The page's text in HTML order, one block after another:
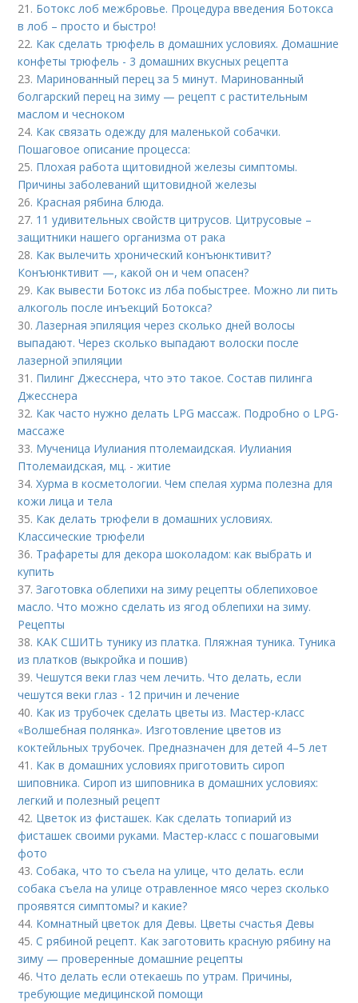
21. Ботокс лоб межбровье. Процедура введения Ботокса
в лоб – просто и быстро!
22. Как сделать трюфель в домашних условиях. Домашние
конфеты трюфель - 3 домашних вкусных рецепта
23. Маринованный перец за 5 минут. Маринованный
болгарский перец на зиму — рецепт с растительным
маслом и чесноком
24. Как связать одежду для маленькой собачки.
Пошаговое описание процесса:
25. Плохая работа щитовидной железы симптомы.
Причины заболеваний щитовидной железы
26. Красная рябина блюда.
27. 11 удивительных свойств цитрусов. Цитрусовые –
защитники нашего организма от рака
28. Как вылечить хронический конъюнктивит?
Конъюнктивит —, какой он и чем опасен?
29. Как вывести Ботокс из лба побыстрее. Можно ли пить
алкоголь после инъекций Ботокса?
30.Лазерная эпиляция через сколько дней волосы
выпадают. Через сколько выпадают волоски после
лазерной эпиляции
31. Пилинг Джесснера, что это такое. Состав пилинга
Джесснера
32. Как часто нужно делать LPG массаж. Подробно о LPG-
массаже
33. Мученица Иулиания птолемаидская. Иулиания
Птолемаидская, мц. - житие
34.Хурма в косметологии. Чем спелая хурма полезна для
кожи лица и тела
35. Как делать трюфели в домашних условиях.
Классические трюфели
36. Трафареты для декора шоколадом: как выбрать и
купить
37.Заготовка облепихи на зиму рецепты облепиховое
масло. Что можно сделать из ягод облепихи на зиму.
Рецепты
38. КАК СШИТЬ тунику из платка. Пляжная туника. Туника
из платков (выкройка и пошив)
39.Чешутся веки глаз чем лечить. Что делать, если
чешутся веки глаз - 12 причин и лечение
40. Как из трубочек сделать цветы из. Мастер-класс
«Волшебная полянка». Изготовление цветов из
коктейльных трубочек. Предназначен для детей 4–5 лет
41. Как в домашних условиях приготовить сироп
шиповника. Сироп из шиповника в домашних условиях:
легкий и полезный рецепт
42. Цветок из фисташек. Как сделать топиарий из
фисташек своими руками. Мастер-класс с пошаговыми
фото
43.Собака, что то съела на улице, что делать. если
собака съела на улице отравленное мясо через сколько
проявятся симптомы? и какие?
44. Комнатный цветок для Девы. Цветы счастья Девы
45.С рябиной рецепт. Как заготовить красную рябину на
зиму — проверенные домашние рецепты
46.Что делать если отекаешь по утрам. Причины,
требующие медицинской помощи